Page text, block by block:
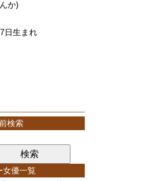
か)
日生まれ
検索
女優一覧